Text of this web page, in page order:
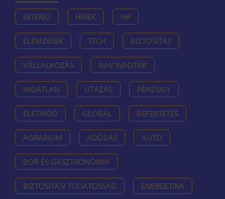
INTERJÚ HÍREK HR
ELEMZÉSEK TECH BIZTOSÍTÁS
VÁLLALKOZÁS NAV INFOTÁR
INGATLAN UTAZÁS PÉNZÜGY
ÉLETMÓD GLOBÁL BEFEKTETÉS
AGRÁRIUM ADÓZÁS AUTÓ
BOR ÉS GASZTRONÓMIA
BIZTOSÍTÁSI TUDATOSSÁG ENERGETIKA